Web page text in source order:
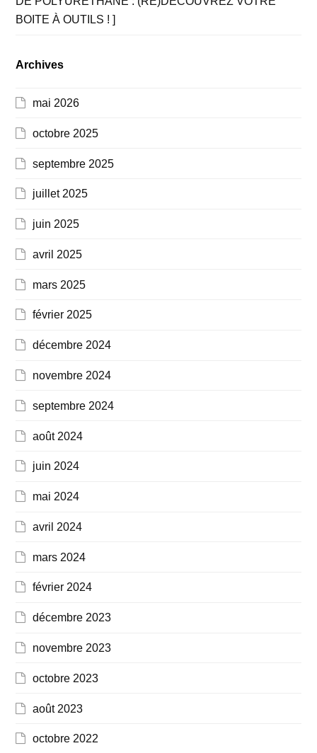
BOITE À OUTILS ! ]
Archives
mai 2026
octobre 2025
septembre 2025
juillet 2025
juin 2025
avril 2025
mars 2025
février 2025
décembre 2024
novembre 2024
septembre 2024
août 2024
juin 2024
mai 2024
avril 2024
mars 2024
février 2024
décembre 2023
novembre 2023
octobre 2023
août 2023
octobre 2022